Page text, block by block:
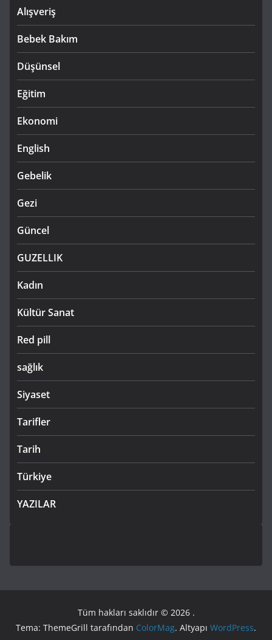
Alışveriş
Bebek Bakım
Düşünsel
Eğitim
Ekonomi
English
Gebelik
Gezi
Güncel
GUZELLIK
Kadın
Kültür Sanat
Red pill
sağlık
Siyaset
Tarifler
Tarih
Türkiye
YAZILAR
Tüm hakları saklıdır © 2026 .
Tema: ThemeGrill tarafından ColorMag. Altyapı WordPress.